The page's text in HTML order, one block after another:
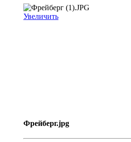
Увеличить
Фрейберг.jpg